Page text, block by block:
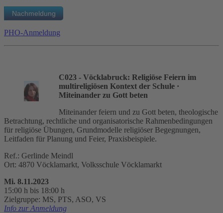
PHO-Anmeldung
C023 - Vöcklabruck: Religiöse Feiern im
multireligiösen Kontext der Schule ·
Miteinander zu Gott beten
Miteinander feiern und zu Gott beten, theologische
Betrachtung, rechtliche und organisatorische Rahmenbedingungen
für religiöse Übungen, Grundmodelle religiöser Begegnungen,
Leitfaden für Planung und Feier, Praxisbeispiele.
Ref.: Gerlinde Meindl
Ort: 4870 Vöcklamarkt, Volksschule Vöcklamarkt
Mi. 8.11.2023
15:00 h bis 18:00 h
Zielgruppe: MS, PTS, ASO, VS
Info zur Anmeldung